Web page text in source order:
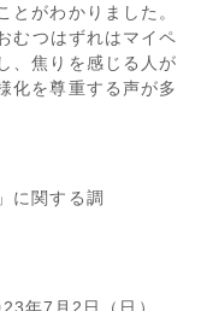
とがわかりました。
むつはずれはマイペ
、焦りを感じる人が
化を尊重する声が多
に関する調
年7月2日（日）